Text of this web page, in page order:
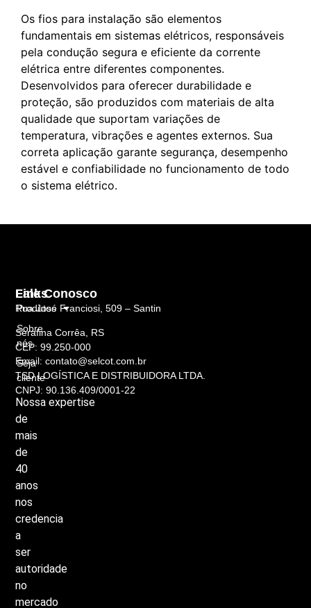
Os fios para instalação são elementos
fundamentais em sistemas elétricos, responsáveis
pela condução segura e eficiente da corrente
elétrica entre diferentes componentes.
Desenvolvidos para oferecer durabilidade e
proteção, são produzidos com materiais de alta
qualidade que suportam variações de
temperatura, vibrações e agentes externos. Sua
correta aplicação garante segurança, desempenho
estável e confiabilidade no funcionamento de todo
o sistema elétrico.
Nossaexpertise
de
mais
de
40
anos
nos
credencia
a
ser
autoridade
no
mercado
Links
Produtos
Sobre
nós
Seja
cliente
Fale Conosco
Rua José Franciosi, 509 – Santin
Serafina Corrêa, RS
CEP: 99.250-000
Email: contato@selcot.com.br
TSD LOGÍSTICA E DISTRIBUIDORA LTDA.
CNPJ: 90.136.409/0001-22